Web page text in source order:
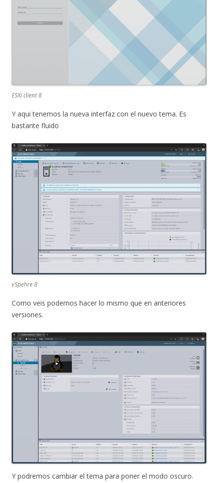
ESXi client 8
Y aqui tenemos la nueva interfaz con el nuevo tema. Es
bastante fluido
vSpehre 8
Como veis podemos hacer lo mismo que en anteriores
versiones.
Y podremos cambiar el tema para poner el modo oscuro.